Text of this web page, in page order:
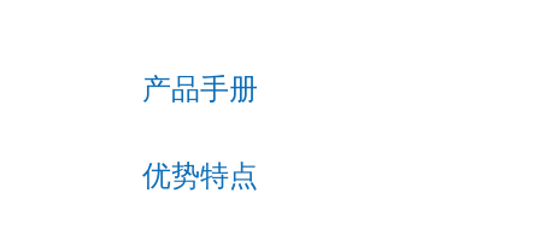
产品手册
优势特点